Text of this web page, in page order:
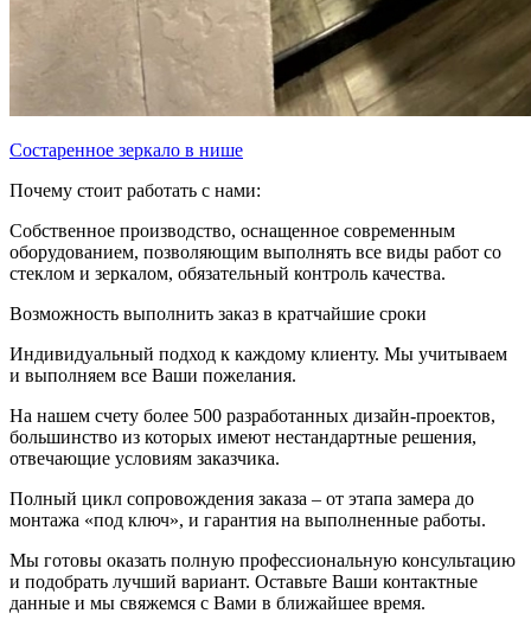
Состаренное зеркало в нише
Почему стоит работать с нами:
Собственное производство, оснащенное современным
оборудованием, позволяющим выполнять все виды работ со
стеклом и зеркалом, обязательный контроль качества.
Возможность выполнить заказ в кратчайшие сроки
Индивидуальный подход к каждому клиенту. Мы учитываем
и выполняем все Ваши пожелания.
На нашем счету более 500 разработанных дизайн-проектов,
большинство из которых имеют нестандартные решения,
отвечающие условиям заказчика.
Полный цикл сопровождения заказа – от этапа замера до
монтажа «под ключ», и гарантия на выполненные работы.
Мы готовы оказать полную профессиональную консультацию
и подобрать лучший вариант. Оставьте Ваши контактные
данные и мы свяжемся с Вами в ближайшее время.